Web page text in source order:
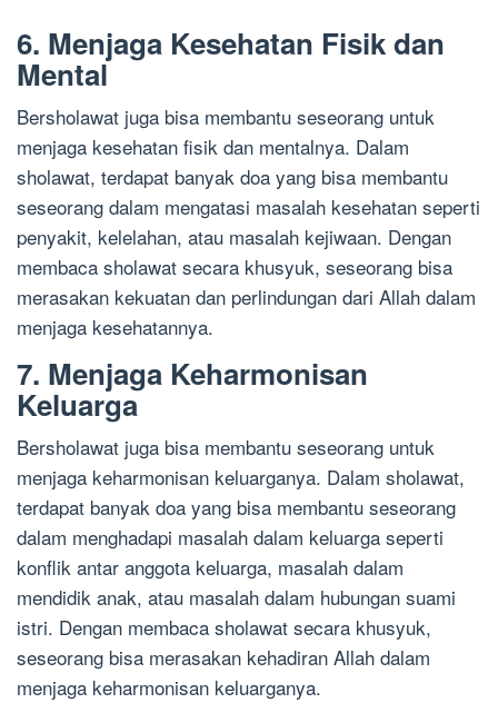
6. Menjaga Kesehatan Fisik dan
Mental
Bersholawat juga bisa membantu seseorang untuk
menjaga kesehatan fisik dan mentalnya. Dalam
sholawat, terdapat banyak doa yang bisa membantu
seseorang dalam mengatasi masalah kesehatan seperti
penyakit, kelelahan, atau masalah kejiwaan. Dengan
membaca sholawat secara khusyuk, seseorang bisa
merasakan kekuatan dan perlindungan dari Allah dalam
menjaga kesehatannya.
7. Menjaga Keharmonisan
Keluarga
Bersholawat juga bisa membantu seseorang untuk
menjaga keharmonisan keluarganya. Dalam sholawat,
terdapat banyak doa yang bisa membantu seseorang
dalam menghadapi masalah dalam keluarga seperti
konflik antar anggota keluarga, masalah dalam
mendidik anak, atau masalah dalam hubungan suami
istri. Dengan membaca sholawat secara khusyuk,
seseorang bisa merasakan kehadiran Allah dalam
menjaga keharmonisan keluarganya.